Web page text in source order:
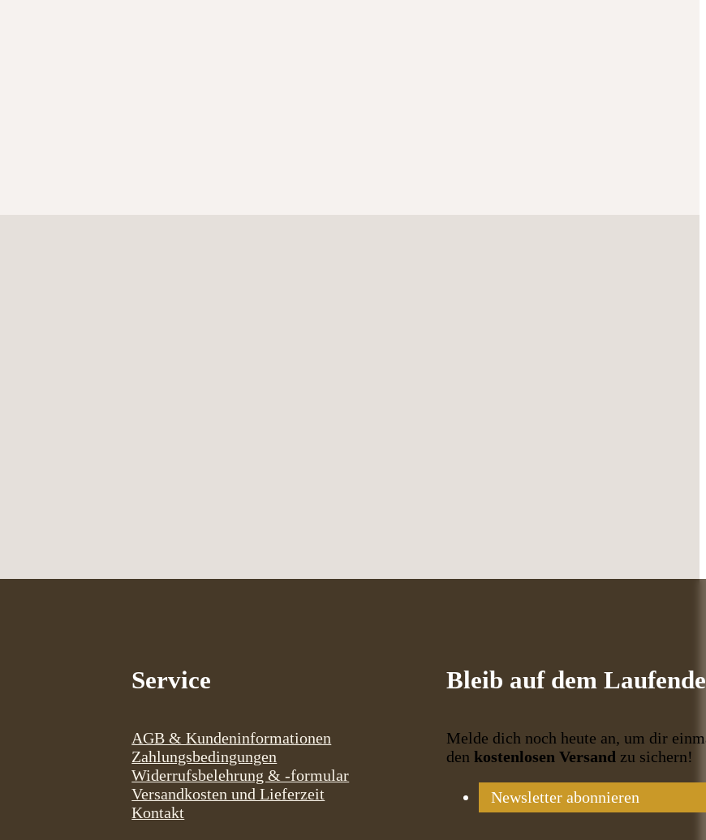
Service
AGB & Kundeninformationen
Zahlungsbedingungen
Widerrufsbelehrung & -formular
Versandkosten und Lieferzeit
Kontakt
Bleib auf dem
Melde dich noch heute an, um dir
denkostenlosen Versand zu sichern!
Newsletter abonnieren